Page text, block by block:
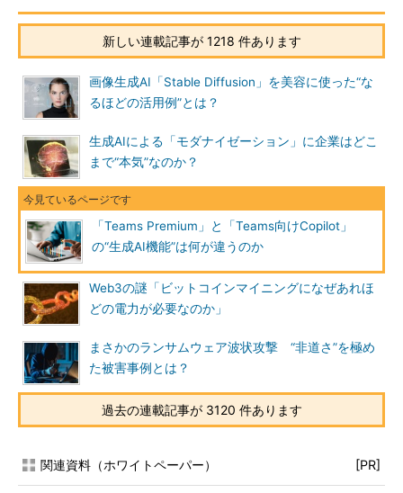
新しい連載記事が 1218 件あります
画像生成AI「Stable Diffusion」を美容に使った“な
るほどの活用例”とは？
生成AIによる「モダナイゼーション」に企業はどこ
まで“本気”なのか？
「Teams Premium」と「Teams向けCopilot」
の“生成AI機能”は何が違うのか
Web3の謎「ビットコインマイニングになぜあれほ
どの電力が必要なのか」
まさかのランサムウェア波状攻撃 “非道さ”を極め
た被害事例とは？
過去の連載記事が 3120 件あります
関連資料（ホワイトペーパー） [PR]